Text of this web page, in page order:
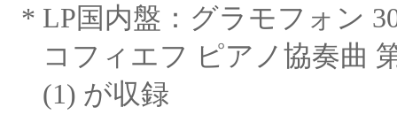
* LP国内盤：グラモフォン
コフィエフ ピアノ協奏曲
(1) が収録